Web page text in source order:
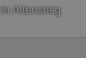
Altensteig